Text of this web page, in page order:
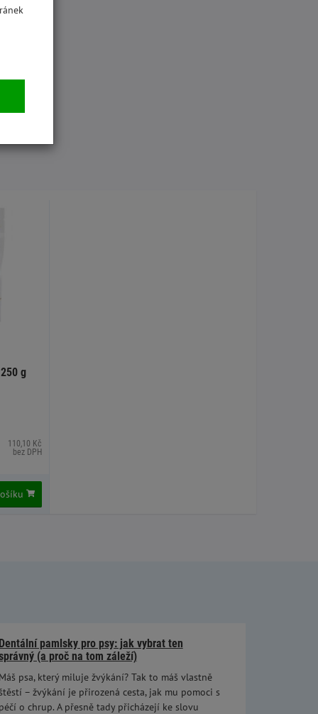
g
110,10 Kč
bez DPH
pamlsky pro psy: jak vybrat ten
(a proč na tom záleží)
psa, který miluje žvýkání? Tak to máš vlastně
– žvýkání je přirozená cesta, jak mu pomoci s
o chrup. A přesně tady přicházejí ke slovu